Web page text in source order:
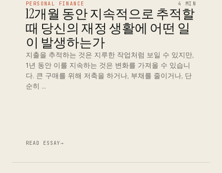
PERSONAL FINANCE 4 MIN
12개월 동안 지속적으로 추적할
때 당신의 재정 생활에 어떤 일
이 발생하는가
지출을 추적하는 것은 지루한 작업처럼 보일 수 있지만,
1년 동안 이를 지속하는 것은 변화를 가져올 수 있습니
다. 큰 구매를 위해 저축을 하거나, 부채를 줄이거나, 단
순히 …
READ ESSAY→